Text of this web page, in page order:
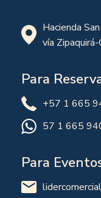
Hacienda
vía Zipaquirá-
Para
+57 1 665
57 1 665
Para